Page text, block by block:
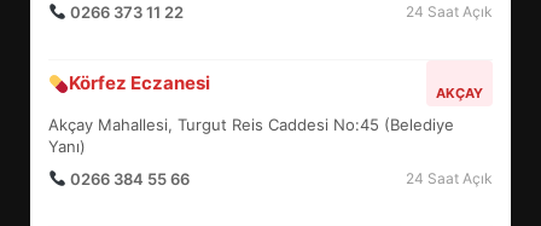
0266 373 11 22
24 Saat Açık
Körfez Eczanesi AKÇAY
Akçay Mahallesi, Turgut Reis Caddesi No:45 (Belediye
Yanı)
0266 384 55 66
24 Saat Açık
5
BALIKESİR MÜZELERİNDE SÜRE